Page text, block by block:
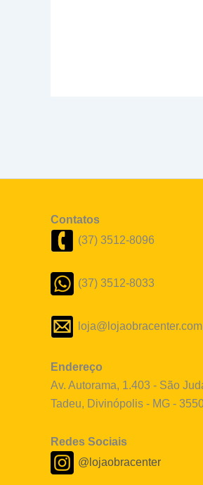
Contatos
(37) 3512-8096
(37) 3512-8033
Endereço
Av. Autorama, 1.403 - São
Tadeu, Divinópolis - MG -
Redes Sociais
@lojaobracenter